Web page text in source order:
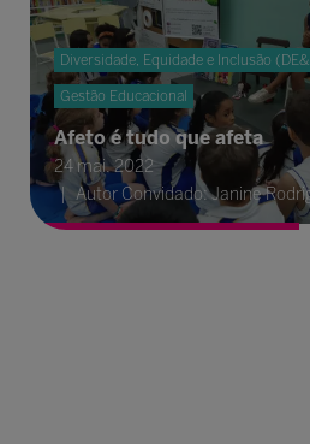
Diversidade, Equidade e Inclusão
Gestão Educacional
Afeto é tudo que afeta
24 mai. 2022
Autor Convidado: Janine